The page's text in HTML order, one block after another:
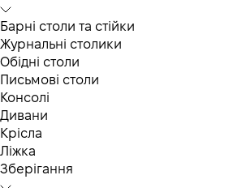
Барні столи та стійки
Журнальні столики
Обідні столи
Письмові столи
Консолі
Дивани
Крісла
Ліжка
Зберігання